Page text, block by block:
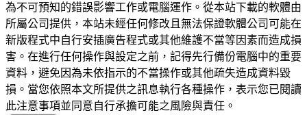
為不可預知的錯誤影響工作或電腦運作。從本站下載的軟體由
所屬公司提供，本站未經任何修改且無法保證軟體公司可能在
新版程式中自行安插廣告程式或其他維護不當等因素而造成損
害。在進行任何操作與設定之前，記得先行備份電腦中的重要
資料，避免因為未依指示的不當操作或其他疏失造成資料毀
損。當您依照本文所提供之訊息執行各種操作，表示您已閱讀
此注意事項並同意自行承擔可能之風險與責任。